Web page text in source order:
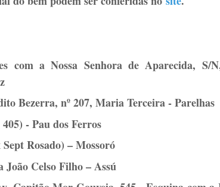
com a Nossa Senhora de Aparecida, S/
Bezerra, nº 207, Maria Terceira - Parelhas
- Pau dos Ferros
Rosado) – Mossoró
Celso Filho – Assú